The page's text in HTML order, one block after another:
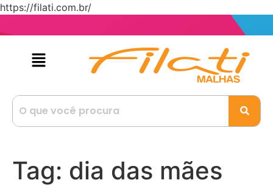
https://filati.com.br/
Tag: dia das mães